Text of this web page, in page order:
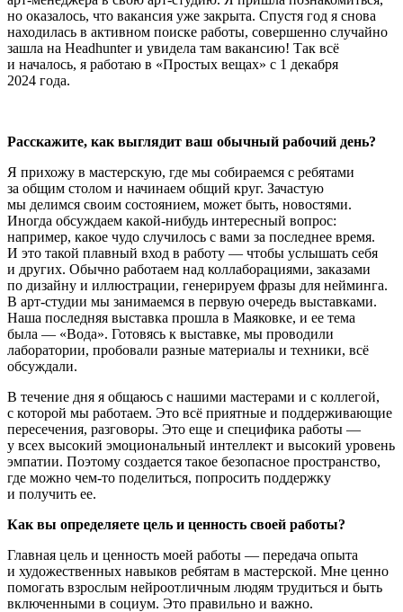
но оказалось, что вакансия уже закрыта. Спустя год я снова
находилась в активном поиске работы, совершенно случайно
зашла на Headhunter и увидела там вакансию! Так всё
и началось, я работаю в «Простых вещах» с 1 декабря
2024 года.
Расскажите, как выглядит ваш обычный рабочий день?
Я прихожу в мастерскую, где мы собираемся с ребятами
за общим столом и начинаем общий круг. Зачастую
мы делимся своим состоянием, может быть, новостями.
Иногда обсуждаем какой-нибудь интересный вопрос:
например, какое чудо случилось с вами за последнее время.
И это такой плавный вход в работу — чтобы услышать себя
и других. Обычно работаем над коллаборациями, заказами
по дизайну и иллюстрации, генерируем фразы для нейминга.
В арт-студии мы занимаемся в первую очередь выставками.
Наша последняя выставка прошла в Маяковке, и ее тема
была — «Вода». Готовясь к выставке, мы проводили
лаборатории, пробовали разные материалы и техники, всё
обсуждали.
В течение дня я общаюсь с нашими мастерами и с коллегой,
с которой мы работаем. Это всё приятные и поддерживающие
пересечения, разговоры. Это еще и специфика работы —
у всех высокий эмоциональный интеллект и высокий уровень
эмпатии. Поэтому создается такое безопасное пространство,
где можно чем-то поделиться, попросить поддержку
и получить ее.
Как вы определяете цель и ценность своей работы?
Главная цель и ценность моей работы — передача опыта
и художественных навыков ребятам в мастерской. Мне ценно
помогать взрослым нейроотличным людям трудиться и быть
включенными в социум. Это правильно и важно.